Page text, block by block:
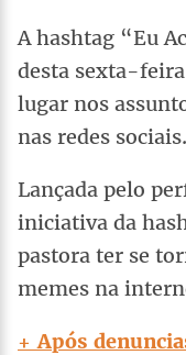
A hashtag “Eu
desta sexta-
lugar nos
nas redes sociais.
Lançada pelo
iniciativa da
pastora ter se
memes na
+ Após